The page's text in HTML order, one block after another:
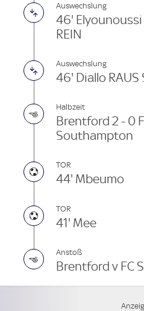
Auswechslung
46' Elyounoussi
REIN
Auswechslung
46' Diallo RAUS
Halbzeit
Brentford 2 - 0
Southampton
TOR
44' Mbeumo
TOR
41' Mee
Anstoß
Brentford v FC